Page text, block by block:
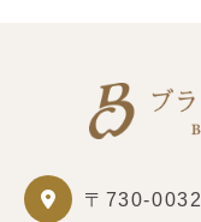
〒730-0032